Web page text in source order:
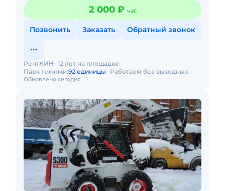
2 000 ₽ час
Позвонить Заказать Обратный звонок
Обновлено сегодня
РентКИН 12 лет на площадке
Парк техники:92 единицы Работаем без выходных